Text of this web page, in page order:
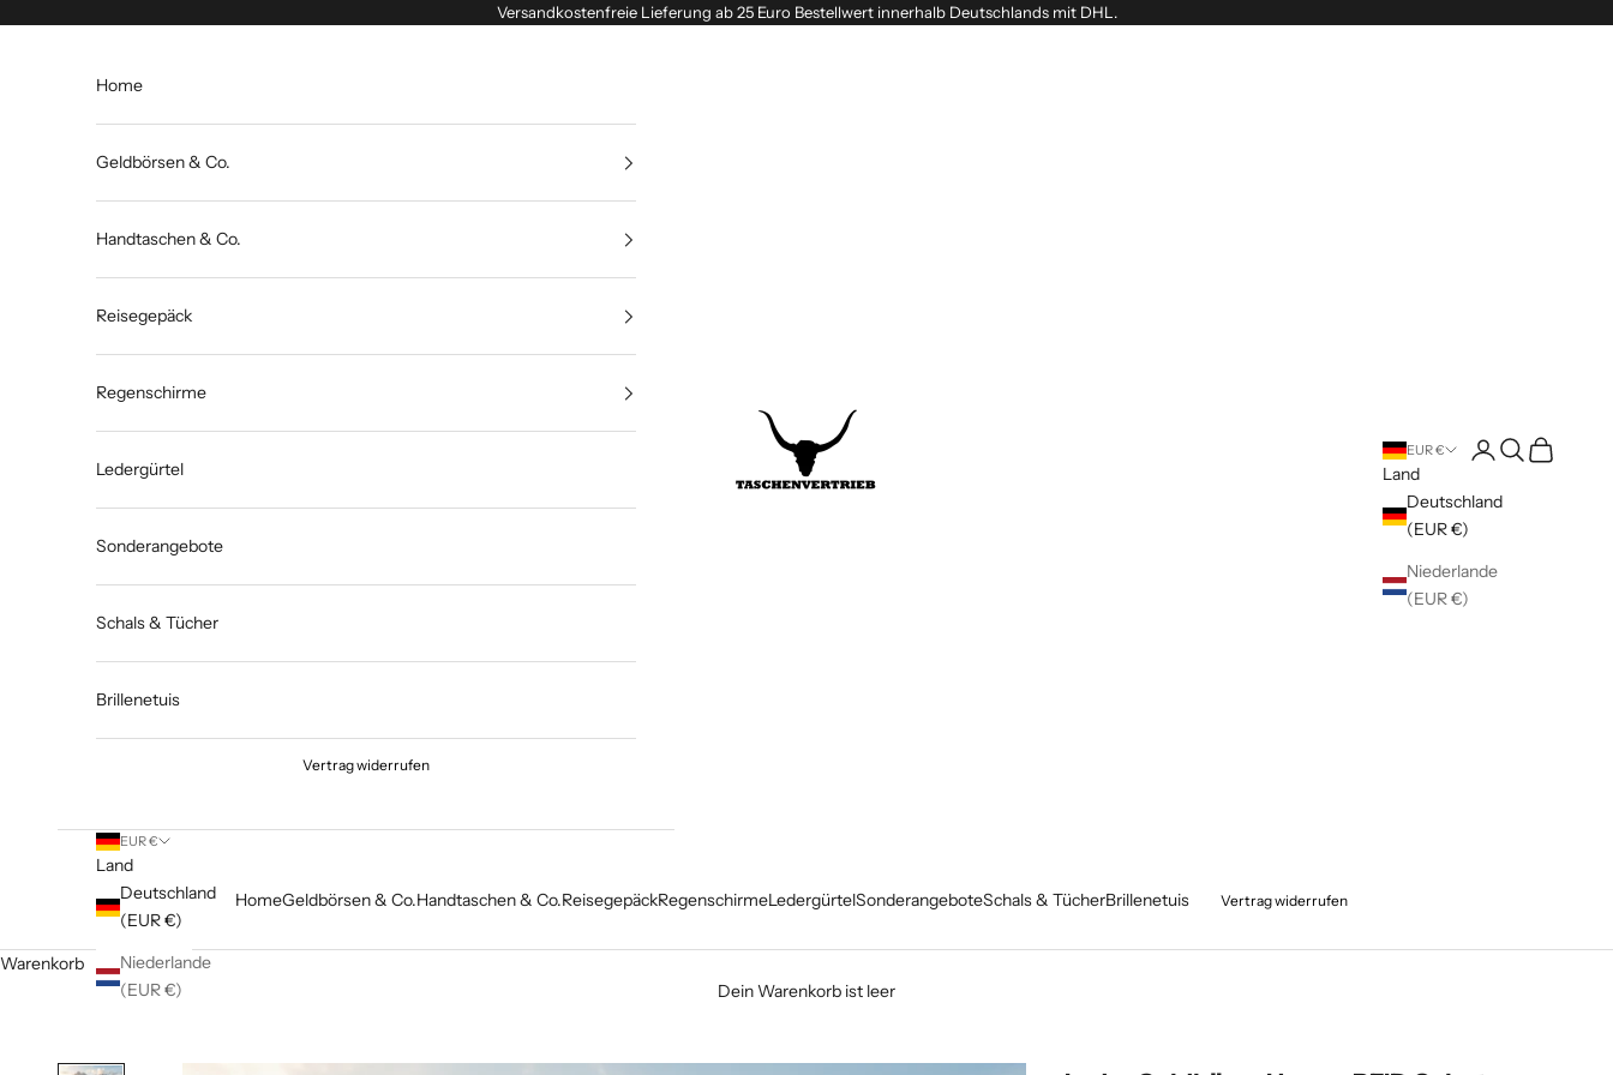
Versandkostenfreie Lieferung ab 25 Euro Bestellwert innerhalb Deutschlands mit DHL.
Taschenvertrieb
HomeGeldbörsen & Co.Handtaschen & Co.ReisegepäckRegenschirmeLedergürtelSonderangeboteSchals & TücherBrillenetuis Vertrag widerrufen
EUR €
Land
Deutschland
(EUR €)
Niederlande
(EUR €)
Anmelden
SuchenWarenkorb
Home
Geldbörsen & Co.
Handtaschen & Co.
Reisegepäck
Regenschirme
Ledergürtel
Sonderangebote
Schals & Tücher
Brillenetuis
Vertrag widerrufen
EUR €
Land
Deutschland
(EUR €)
Niederlande
(EUR €)
Warenkorb
Dein Warenkorb ist leer